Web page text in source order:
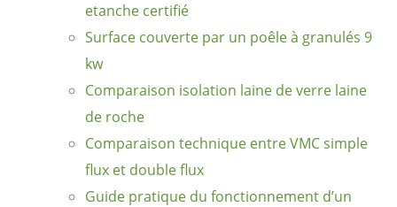
etanche certifié
Surface couverte par un poêle à granulés 9
kw
Comparaison isolation laine de verre laine
de roche
Comparaison technique entre VMC simple
flux et double flux
Guide pratique du fonctionnement d’un